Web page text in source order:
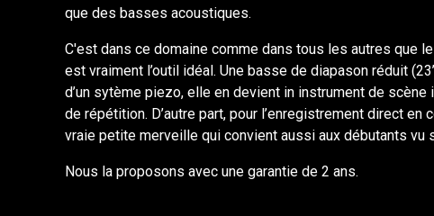
que des basses acoustiques.
C'est dans ce domaine comme dans tous les autres que
est vraiment l’outil idéal. Une basse de diapason réduit
d’un sytème piezo, elle en devient in instrument de
de répétition. D’autre part, pour l’enregistrement direct
vraie petite merveille qui convient aussi aux débutants vu
Nous la proposons avec une garantie de 2 ans.